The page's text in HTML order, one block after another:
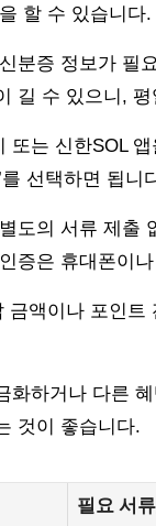
할 수 있습니다.
분증 정보가 필
길 수 있으니,
또는 신한SOL
를 선택하면 됩니
도의 서류 제출
증은 휴대폰이
금액이나 포인트
화하거나 다른
것이 좋습니다.
필요 서